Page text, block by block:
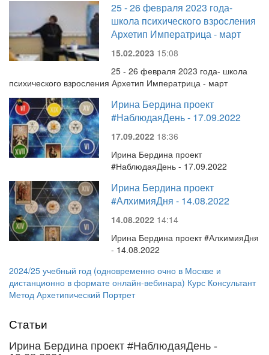
25 - 26 февраля 2023 года-
школа психического взросления
Архетип Императрица - март
15.02.2023 15:08
25 - 26 февраля 2023 года- школа
психического взросления Архетип Императрица - март
Ирина Бердина проект
#НаблюдаяДень - 17.09.2022
17.09.2022 18:36
Ирина Бердина проект
#НаблюдаяДень - 17.09.2022
Ирина Бердина проект
#АлхимияДня - 14.08.2022
14.08.2022 14:14
Ирина Бердина проект #АлхимияДня
- 14.08.2022
2024/25 учебный год (одновременно очно в Москве и
дистанционно в формате онлайн-вебинара) Курс Консультант
Метод Архетипический Портрет
Статьи
Ирина Бердина проект #НаблюдаяДень -